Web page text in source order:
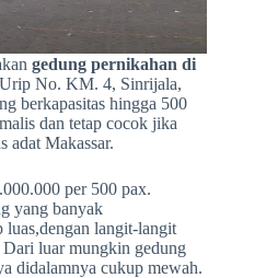
gedung pernikahan di
No. KM. 4, Sinrijala,
berkapasitas hingga 500
dan tetap cocok jika
adat Makassar.
per 500 pax.
yang banyak
luas,dengan langit-langit
luar mungkin gedung
didalamnya cukup mewah.